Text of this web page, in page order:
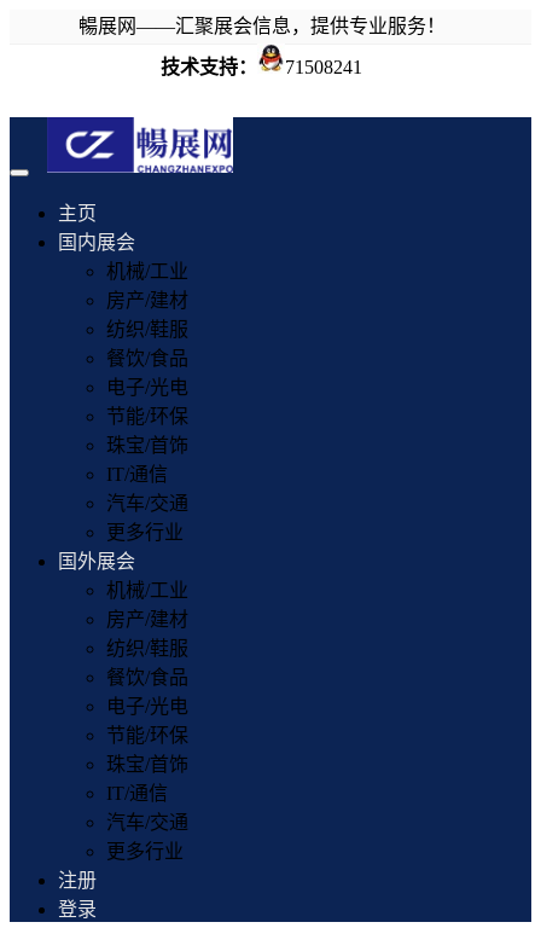
暢展网——汇聚展会信息，提供专业服务！
技术支持：
71508241
Toggle
navigation
主页
国内展会
机械/工业
房产/建材
纺织/鞋服
餐饮/食品
电子/光电
节能/环保
珠宝/首饰
IT/通信
汽车/交通
更多行业
国外展会
机械/工业
房产/建材
纺织/鞋服
餐饮/食品
电子/光电
节能/环保
珠宝/首饰
IT/通信
汽车/交通
更多行业
注册
登录